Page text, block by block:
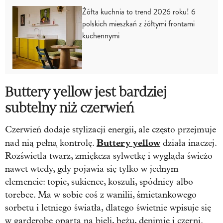
Żółta kuchnia to trend 2026 roku! 6
polskich mieszkań z żółtymi frontami
kuchennymi
Buttery yellow jest bardziej
subtelny niż czerwień
Czerwień dodaje stylizacji energii, ale często przejmuje
nad nią pełną kontrolę. Buttery yellow działa inaczej.
Rozświetla twarz, zmiękcza sylwetkę i wygląda świeżo
nawet wtedy, gdy pojawia się tylko w jednym
elemencie: topie, sukience, koszuli, spódnicy albo
torebce. Ma w sobie coś z wanilii, śmietankowego
sorbetu i letniego światła, dlatego świetnie wpisuje się
w garderobę opartą na bieli, beżu, denimie i czerni.